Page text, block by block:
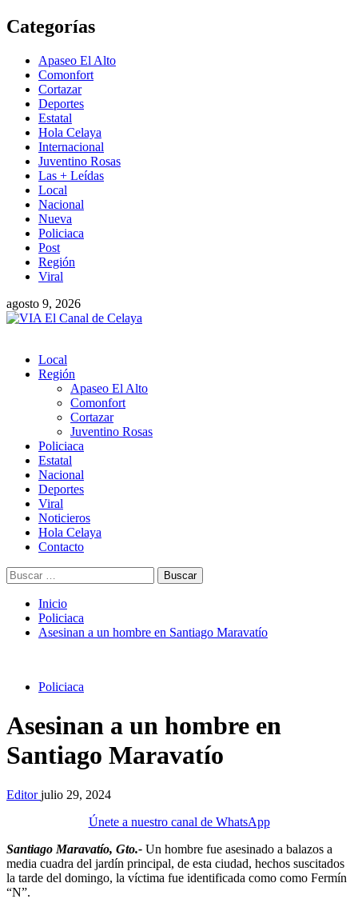
Saltar
al
Categorías
Apaseo El Alto
Comonfort
Cortazar
Deportes
Estatal
Hola Celaya
Internacional
Juventino Rosas
Las + Leídas
Local
Nacional
Nueva
Policiaca
Post
Región
Viral
agosto 9, 2026
Menú
principal
Local
Región
Apaseo El Alto
Comonfort
Cortazar
Juventino Rosas
Policiaca
Estatal
Nacional
Deportes
Viral
Noticieros
Hola Celaya
Contacto
Buscar:
Inicio
Policiaca
Asesinan a un hombre en Santiago Maravatío
Policiaca
Asesinan a un hombre en
Santiago Maravatío
Editorjulio 29, 2024
Únete a nuestro canal de WhatsApp
Santiago Maravatío, Gto.- Un hombre fue asesinado a balazos a
media cuadra del jardín principal, de esta ciudad, hechos suscitados
la tarde del domingo, la víctima fue identificada como como Fermín
“N”.